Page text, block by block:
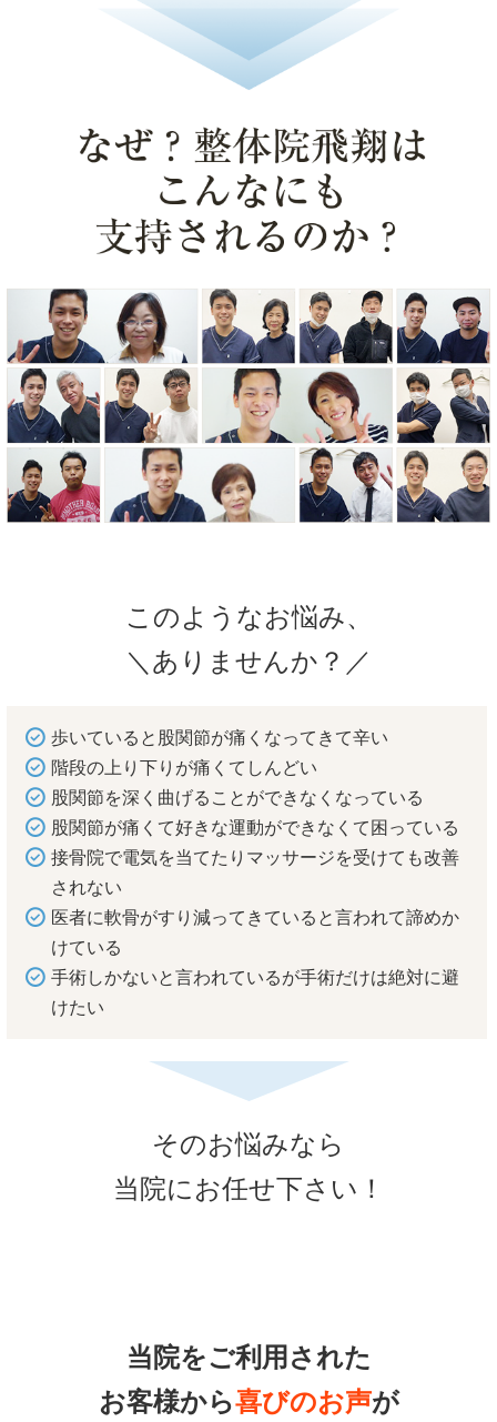
このようなお悩み、
＼ありませんか？／
歩いていると股関節が痛くなってきて辛い
階段の上り下りが痛くてしんどい
股関節を深く曲げることができなくなっている
股関節が痛くて好きな運動ができなくて困っている
接骨院で電気を当てたりマッサージを受けても改善
されない
医者に軟骨がすり減ってきていると言われて諦めか
けている
手術しかないと言われているが手術だけは絶対に避
けたい
そのお悩みなら
当院にお任せ下さい！
当院をご利用された
お客様から喜びのお声が